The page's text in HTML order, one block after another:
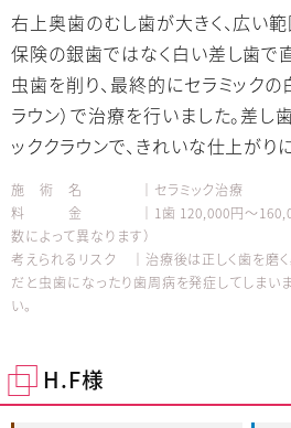
右上奥歯のむし歯が大きく、広い範
保険の銀歯ではなく白い差し歯で
虫歯を削り、最終的にセラミックの
ラウン）で治療を行いました。差し
ッククラウンで、きれいな仕上がり
施 術 名 │セラミック治療
料 金 │1歯 120,000円～160,000円
数によって異なります）
考えられるリスク │治療後は正しく歯を磨
だと虫歯になったり歯周病を発症してしまい
い。
H.F様